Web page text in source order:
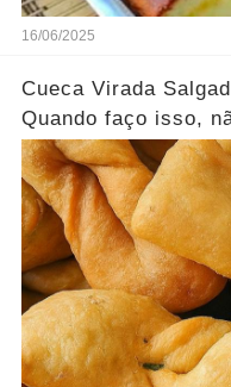
16/06/2025
Cueca Virada
Quando faço isso,